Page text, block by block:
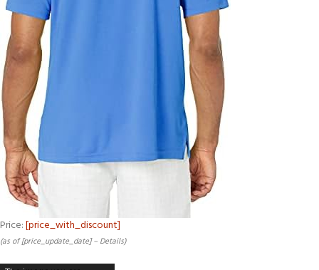
Price:[price_with_discount]
(as of [price_update_date] – Details)